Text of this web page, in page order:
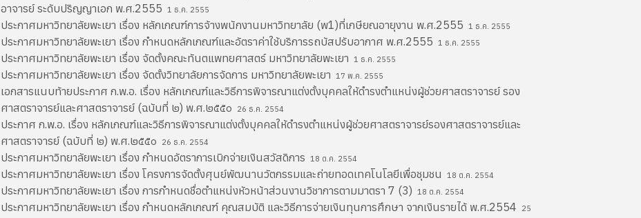
อาจารย์ ระดับปริญญาเอก พ.ศ.2555 1 ธ.ค. 2555
ประกาศมหาวิทยาลัยพะเยา เรื่อง หลักเกณฑ์การจ้างพนักงานมหาวิทยาลัย (พ1)ที่เกษียณอายุงาน พ.ศ.2555 1 ธ.ค. 2555
ประกาศมหาวิทยาลัยพะเยา เรื่อง กำหนดหลักเกณฑ์และอัตราค่าใช้บริการรถบัสปรับอากาศ พ.ศ.2555 1 ธ.ค. 2555
ประกาศมหาวิทยาลัยพะเยา เรื่อง จัดตั้งคณะทันตแพทยศาสตร์ มหาวิทยาลัยพะเยา 1 ธ.ค. 2555
ประกาศมหาวิทยาลัยพะเยา เรื่อง จัดตั้งวิทยาลัยการจัดการ มหาวิทยาลัยพะเยา 17 พ.ค. 2555
เอกสารแนบท้ายประกาศ ก.พ.อ. เรื่อง หลักเกณฑ์และวิธีการพิจารณาแต่งตั้งบุคคลให้ดำรงตำแหน่งผู้ช่วยศาสตราจารย์ รอง
ศาสตราจารย์และศาสตราจารย์ (ฉบับที่ ๒) พ.ศ.๒๕๕๐
26 ธ.ค. 2554
ประกาศ ก.พ.อ. เรื่อง หลักเกณฑ์และวิธีการพิจารณาแต่งตั้งบุคคลให้ดำรงตำแหน่งผู้ช่วยศาสตราจารย์รองศาสตราจารย์และ
ศาสตราจารย์ (ฉบับที่ ๒) พ.ศ.๒๕๕๐
26 ธ.ค. 2554
ประกาศมหาวิทยาลัยพะเยา เรื่อง กำหนดอัตราการเบิกจ่ายเงินสวัสดิการ 18 ต.ค. 2554
ประกาศมหาวิทยาลัยพะเยา เรื่อง โครงการจัดตั้งศุนย์พัฒนานวัตกรรมและถ่ายทอดเทคโนโลยีเพื่อชุมชน 18 ต.ค. 2554
ประกาศมหาวิทยาลัยพะเยา เรื่อง การกำหนดชื่อตำแหน่งหัวหน้าส่วนงานวิชาการตามมาตรา 7 (3) 18 ต.ค. 2554
ประกาศมหาวิทยาลัยพะเยา เรื่อง กำหนดหลักเกณฑ์ คุณสมบัติ และวิธีการจ่ายเงินทุนการศึกษา จากเงินรายได้ พ.ศ.2554 25